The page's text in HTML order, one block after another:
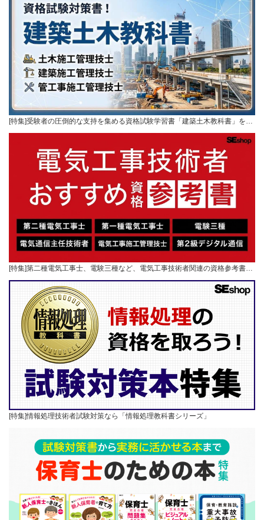
[特集]受験者の圧倒的な支持を集める資格試験学習書「建築土木教科書」を…
[特集]第二種電気工事士、電験三種など、電気工事技術者関連の資格参考書…
[特集]情報処理技術者試験対策なら「情報処理教科書シリーズ」